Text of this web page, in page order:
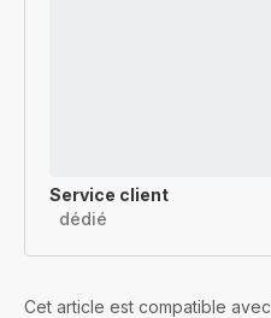
Service client
dédié
Cet article est compatible avec